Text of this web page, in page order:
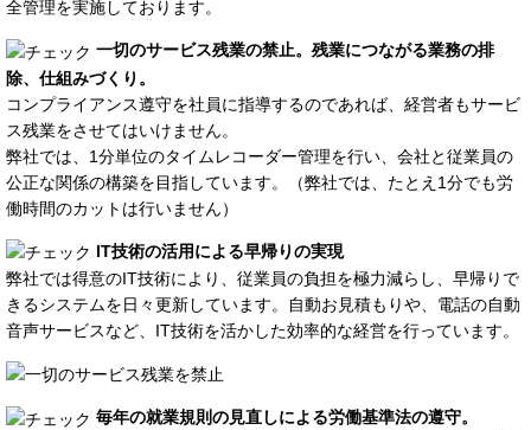
全管理を実施しております。
一切のサービス残業の禁止。残業につながる業務の排
除、仕組みづくり。
コンプライアンス遵守を社員に指導するのであれば、経営者もサービ
ス残業をさせてはいけません。
弊社では、1分単位のタイムレコーダー管理を行い、会社と従業員の
公正な関係の構築を目指しています。（弊社では、たとえ1分でも労
働時間のカットは行いません）
IT技術の活用による早帰りの実現
弊社では得意のIT技術により、従業員の負担を極力減らし、早帰りで
きるシステムを日々更新しています。自動お見積もりや、電話の自動
音声サービスなど、IT技術を活かした効率的な経営を行っています。
毎年の就業規則の見直しによる労働基準法の遵守。